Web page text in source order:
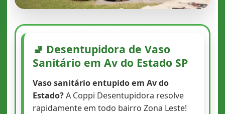
🚽 Desentupidora de Vaso
Sanitário em Av do Estado SP
Vaso sanitário entupido em Av do
Estado?A Coppi Desentupidora resolve
rapidamente em todo bairro Zona Leste!